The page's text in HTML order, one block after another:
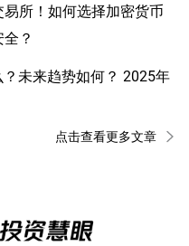
所！如何选择加密货币
？
未来趋势如何？ 2025年
点击查看更多文章